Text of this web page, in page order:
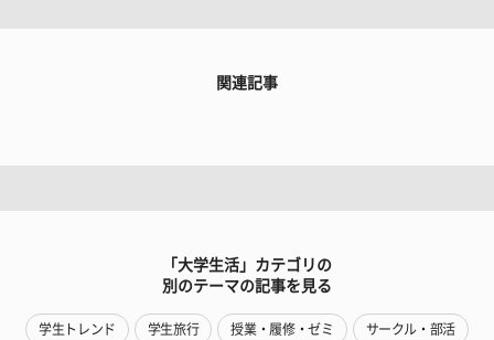
関連記事
「大学生活」カテゴリの
別のテーマの記事を見る
学生トレンド 学生旅行 授業・履修・ゼミ サークル・部活